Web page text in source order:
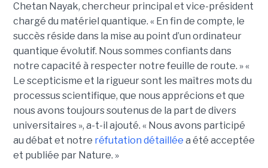
Chetan Nayak, chercheur principal et vice-président
chargé du matériel quantique. « En fin de compte, le
succès réside dans la mise au point d’un ordinateur
quantique évolutif. Nous sommes confiants dans
notre capacité à respecter notre feuille de route. »«
Le scepticisme et la rigueur sont les maîtres mots du
processus scientifique, que nous apprécions et que
nous avons toujours soutenus de la part de divers
universitaires », a-t-il ajouté. « Nous avons participé
au débat et notre réfutation détaillée a été acceptée
et publiée par Nature. »